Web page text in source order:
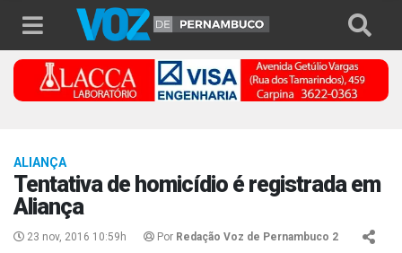
ALIANÇA
Tentativa de homicídio é registrada em
Aliança
23 nov, 2016 10:59h Por Redação Voz de Pernambuco 2